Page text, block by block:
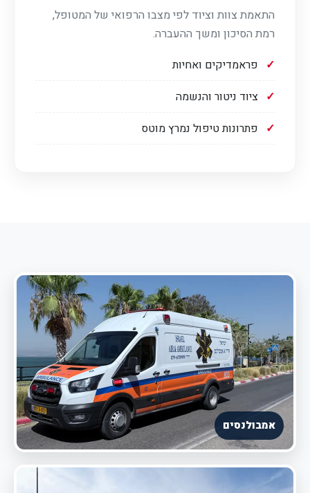
התאמת צוות וציוד לפי מצבו הרפואי של המטופל,
רמת הסיכון ומשך ההעברה.
פראמדיקים ואחיות
ציוד ניטור והנשמה
פתרונות טיפול נמרץ מוטס
אמבולנסים